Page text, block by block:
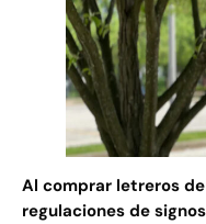
Al comprar letreros
regulaciones de